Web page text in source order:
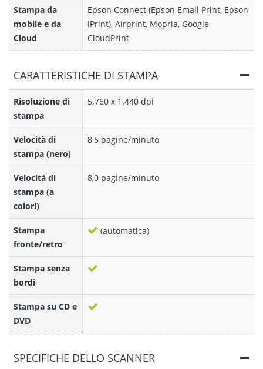
Stampa da
mobile e da
Cloud
Epson Connect (Epson Email Print, Epson
iPrint), Airprint, Mopria, Google
CloudPrint
CARATTERISTICHE DI STAMPA
Risoluzione di
stampa
5.760 x 1.440 dpi
Velocità di
stampa (nero)
8,5 pagine/minuto
Velocità di
stampa (a
colori)
8,0 pagine/minuto
Stampa
fronte/retro
(automatica)
Stampa senza
bordi
Stampa su CD e
DVD
SPECIFICHE DELLO SCANNER